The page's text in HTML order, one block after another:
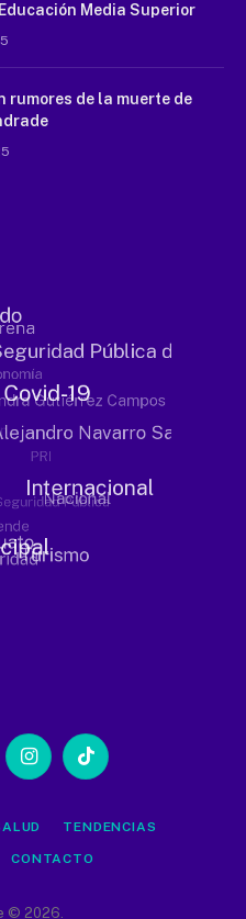
Media Superior
rumores de la muerte de
InstagramTikTok
TENDENCIAS
CONTACTO
© 2026.